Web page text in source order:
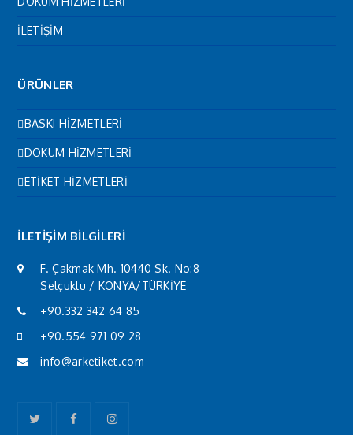
İLETİŞİM
ÜRÜNLER
BASKI HİZMETLERİ
DÖKÜM HİZMETLERİ
ETİKET HİZMETLERİ
İLETİŞİM BİLGİLERİ
F. Çakmak Mh. 10440 Sk. No:8
Selçuklu / KONYA/TÜRKİYE
+90.332 342 64 85
+90.554 971 09 28
info@arketiket.com
TwitterFacebookInstagram